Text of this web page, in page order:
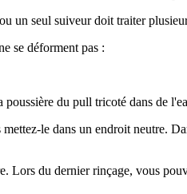
un seul suiveur doit traiter
se déforment pas :
du pull tricoté dans de
le dans un endroit neutre.
Lors du dernier rinçage, vous